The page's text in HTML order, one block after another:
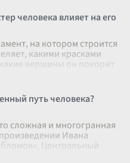
человека влияет на его
на котором строится
какими красками
вершины он покорит
путь человека?
сложная и многогранная
Ивана
Центральный